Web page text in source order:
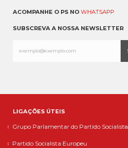
ACOMPANHE O PS NO WHATSAPP
SUBSCREVA A NOSSA NEWSLETTER
LIGAÇÕES ÚTEIS
Grupo Parlamentar do Partido Socialista
Partido Socialista Europeu